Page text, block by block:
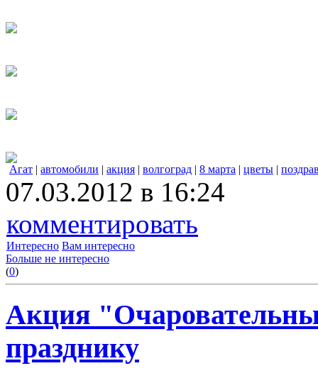
Агат | автомобили | акция | волгоград | 8 марта | цветы |
07.03.2012 в 16:24
комментировать
Интересно Вам интересно
Больше не интересно
(0)
Акция
празднику